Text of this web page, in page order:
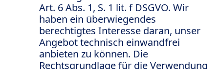
Art. 6 Abs. 1, S. 1 lit. f DSGVO. Wir
haben ein überwiegendes
berechtigtes Interesse daran, unser
Angebot technisch einwandfrei
anbieten zu können. Die
Rechtsgrundlage für die Verwendung